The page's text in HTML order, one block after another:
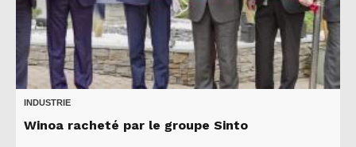
INDUSTRIE
Winoa racheté par le groupe Sinto